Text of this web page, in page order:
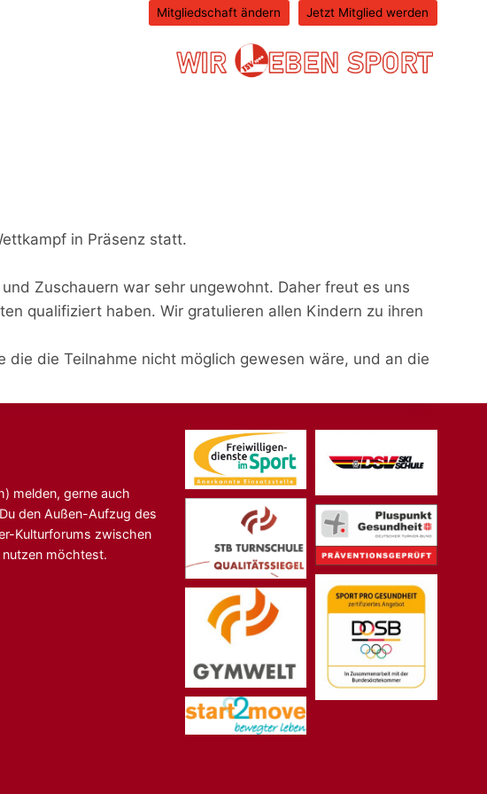
Mitgliedschaft ändern Jetzt Mitglied werden
in Präsenz statt.
Zuschauern war sehr ungewohnt. Daher freut es uns
qualifiziert haben. Wir gratulieren allen Kindern zu ihren
die Teilnahme nicht möglich gewesen wäre, und an die
melden, gerne auch
den Außen-Aufzug des
Kulturforums zwischen
nutzen möchtest.